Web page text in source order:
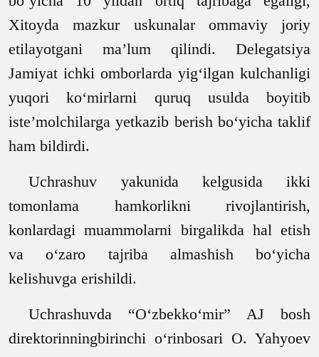
Xitoyda mazkur uskunalar ommaviy joriy
etilayotgani ma’lum qilindi. Delegatsiya
Jamiyat ichki omborlarda yig‘ilgan kulchanligi
yuqori ko‘mirlarni quruq usulda boyitib
iste’molchilarga yetkazib berish bo‘yicha taklif
ham bildirdi.
Uchrashuv yakunida kelgusida ikki
tomonlama hamkorlikni rivojlantirish,
konlardagi muammolarni birgalikda hal etish
va o‘zaro tajriba almashish bo‘yicha
kelishuvga erishildi.
Uchrashuvda “O‘zbekko‘mir” AJ bosh
direktorinningbirinchi o‘rinbosari O. Yahyoev